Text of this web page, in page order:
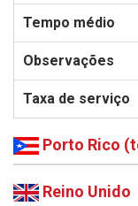
Porto Rico
Reino Unido